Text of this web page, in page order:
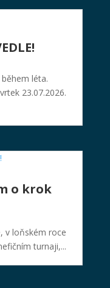
během léta.
23.07.2026.
o krok
v loňském roce
turnaji,...